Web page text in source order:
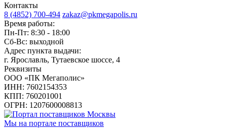
Контакты
8 (4852) 700-494 zakaz@pkmegapolis.ru
Время работы:
Пн-Пт: 8:30 - 18:00
Сб-Вс: выходной
Адрес пункта выдачи:
г. Ярославль, Тутаевское шоссе, 4
Реквизиты
ООО «ПК Мегаполис»
ИНН: 7602154353
КПП: 760201001
ОГРН: 1207600008813
Мы на портале поставщиков